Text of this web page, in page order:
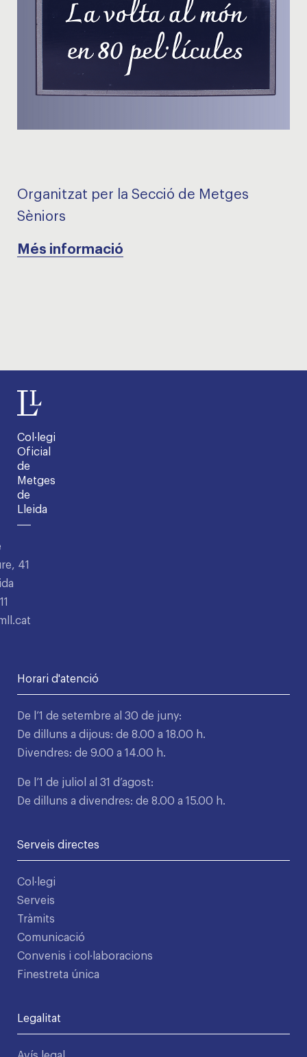
Organitzat per la Secció de Metges
Sèniors
Més informació
Col·legi
Oficial
de
Metges
de
Lleida
41
Horari d'atenció
De l’1 de setembre al 30 de juny:
De dilluns a dijous: de 8.00 a 18.00 h.
Divendres: de 9.00 a 14.00 h.
De l’1 de juliol al 31 d’agost:
De dilluns a divendres: de 8.00 a 15.00 h.
Serveis directes
Col·legi
Serveis
Tràmits
Comunicació
Convenis i col·laboracions
Finestreta única
Legalitat